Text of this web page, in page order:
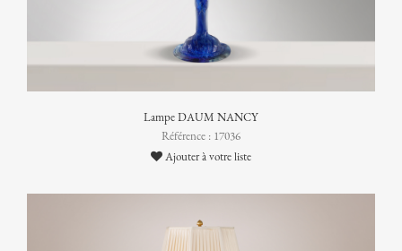
Lampe DAUM NANCY
Référence : 17036
Ajouter à votre liste